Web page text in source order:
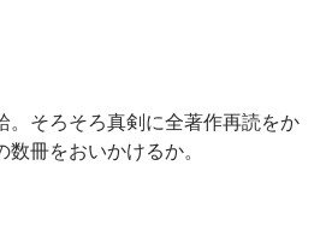
。そろそろ真剣に全著作再読をか
冊をおいかけるか。